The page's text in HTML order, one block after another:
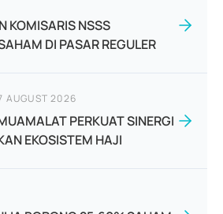
KOMISARIS NSSS
DI PASAR REGULER
AUGUST 2026
PERKUAT SINERGI
EKOSISTEM HAJI